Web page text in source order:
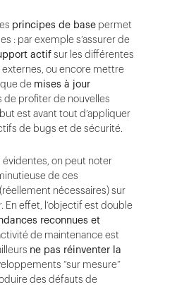
principes de base permet
: par exemple s’assurer de
actifsur les différentes
ou encore mettre
de mises à jour
de profiter de nouvelles
est avant tout d’appliquer
de bugs et de sécurité.
évidentes, on peut noter
de ces
nécessaires) sur
En effet, l’objectif est double
reconnues et
de maintenance est
ne pas réinventer la
“sur mesure”
des défauts de